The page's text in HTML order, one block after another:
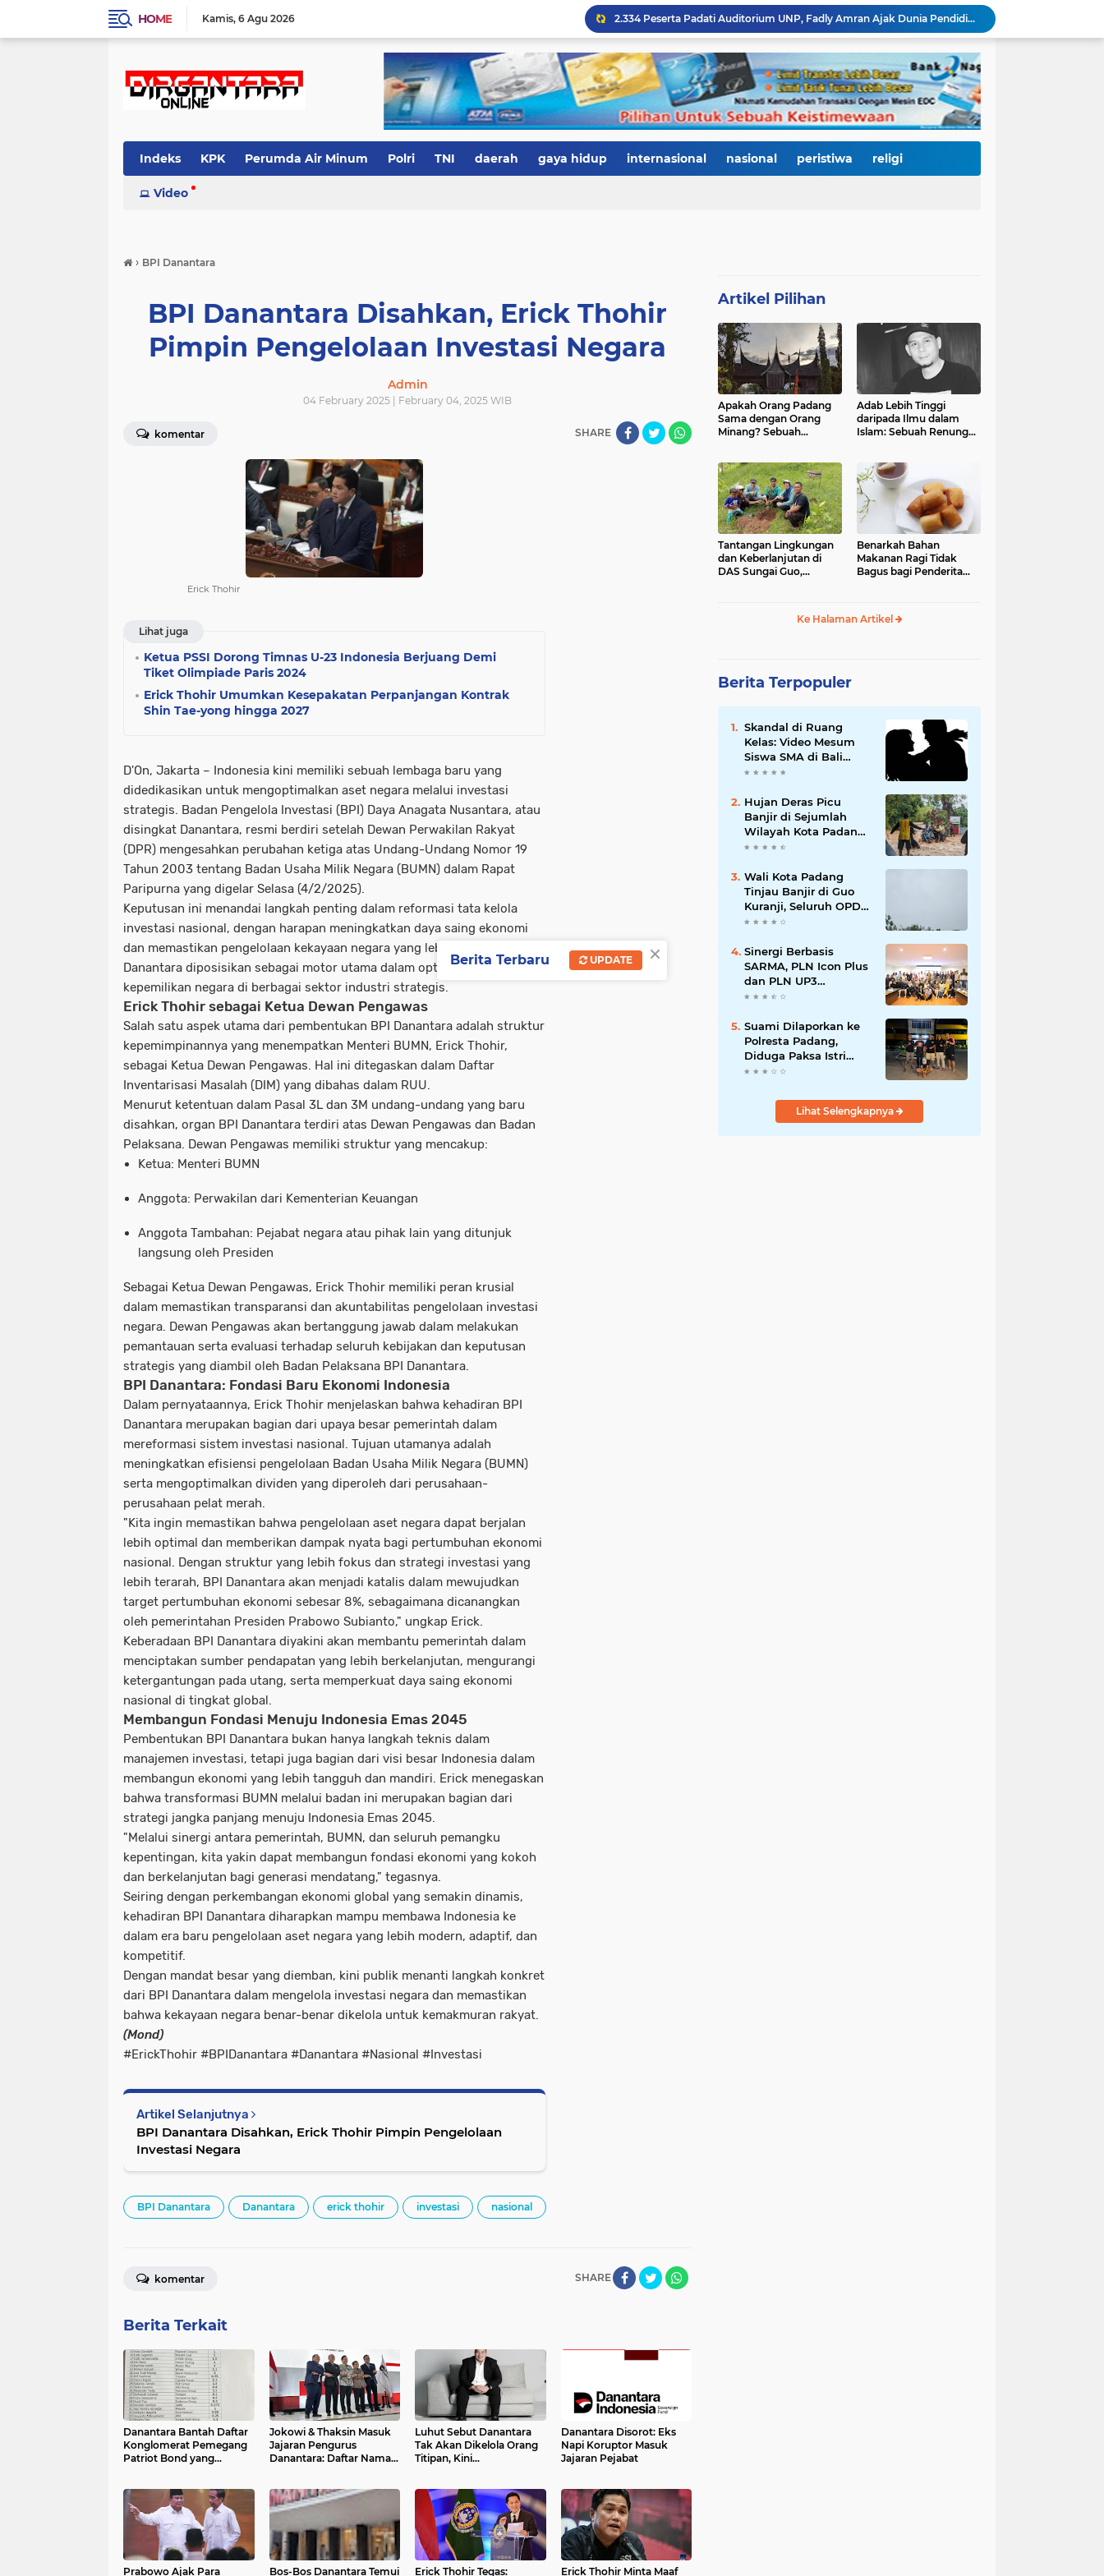
HOME Kamis 6 Agu 2026
2.334 Peserta Padati Auditorium UNP, Fadly Amran Ajak Dunia Pendidikan Bersatu Wujudkan 'Padang Juara' Berdaya Saing Global
3.000 Mahasiswa Baru UNP Ikuti Police Goes To Campus, Ditlantas Polda Sumbar Tanamkan Budaya Tertib Berlalu Lintas Sejak Hari Pertama Kuliah
Open Ship Kapal Teluk Kendari Diprediksi Diserbu Pengunjung, Trans Padang Ubah Rute Koridor 2 dan 4, Tarif Seluruh Koridor Cuma Rp1
Tak Gentar Medan Ekstrem, Tim Trisula Polres Solok Selatan Sisir Sungai Bangko, Police Line Dipasang di Lokasi Dugaan Tambang Emas Ilegal
Depan SMAN 2 Payakumbuh Jadi Lokasi Penangkapan, Satresnarkoba Amankan Terduga Penyalahguna Narkotika dengan Barang Bukti 12,58 Gram Ganja
Merah Putih Berkibar, 500 Bendera Dibagikan untuk Menyalakan Semangat Kemerdekaan di Dharmasraya
KRI Teluk Kendari-518 Bersandar di Teluk Bayur, Hadiah Istimewa HJK Padang ke-357: Warga Diajak Naik Kapal Perang Gratis
Indeks KPK Perumda Air Minum Polri TNI daerah gaya hidup internasional nasional peristiwa religi
Video
› BPI Danantara
BPI Danantara Disahkan, Erick Thohir
Pimpin Pengelolaan Investasi Negara
Admin
04 February 2025 | February 04, 2025 WIB
komentar SHARE
Erick Thohir
Lihat juga
Ketua PSSI Dorong Timnas U-23 Indonesia Berjuang Demi
Tiket Olimpiade Paris 2024
Erick Thohir Umumkan Kesepakatan Perpanjangan Kontrak
Shin Tae-yong hingga 2027
D'On, Jakarta – Indonesia kini memiliki sebuah lembaga baru yang
didedikasikan untuk mengoptimalkan aset negara melalui investasi
strategis. Badan Pengelola Investasi (BPI) Daya Anagata Nusantara, atau
disingkat Danantara, resmi berdiri setelah Dewan Perwakilan Rakyat
(DPR) mengesahkan perubahan ketiga atas Undang-Undang Nomor 19
Tahun 2003 tentang Badan Usaha Milik Negara (BUMN) dalam Rapat
Paripurna yang digelar Selasa (4/2/2025).
Keputusan ini menandai langkah penting dalam reformasi tata kelola
investasi nasional, dengan harapan meningkatkan daya saing ekonomi
dan memastikan pengelolaan kekayaan negara yang lebih efektif. BPI
Danantara diposisikan sebagai motor utama dalam optimalisasi
kepemilikan negara di berbagai sektor industri strategis.
Erick Thohir sebagai Ketua Dewan Pengawas
Salah satu aspek utama dari pembentukan BPI Danantara adalah struktur
kepemimpinannya yang menempatkan Menteri BUMN, Erick Thohir,
sebagai Ketua Dewan Pengawas. Hal ini ditegaskan dalam Daftar
Inventarisasi Masalah (DIM) yang dibahas dalam RUU.
Menurut ketentuan dalam Pasal 3L dan 3M undang-undang yang baru
disahkan, organ BPI Danantara terdiri atas Dewan Pengawas dan Badan
Pelaksana. Dewan Pengawas memiliki struktur yang mencakup:
Ketua: Menteri BUMN
Anggota: Perwakilan dari Kementerian Keuangan
Anggota Tambahan: Pejabat negara atau pihak lain yang ditunjuk
langsung oleh Presiden
Sebagai Ketua Dewan Pengawas, Erick Thohir memiliki peran krusial
dalam memastikan transparansi dan akuntabilitas pengelolaan investasi
negara. Dewan Pengawas akan bertanggung jawab dalam melakukan
pemantauan serta evaluasi terhadap seluruh kebijakan dan keputusan
strategis yang diambil oleh Badan Pelaksana BPI Danantara.
BPI Danantara: Fondasi Baru Ekonomi Indonesia
Dalam pernyataannya, Erick Thohir menjelaskan bahwa kehadiran BPI
Danantara merupakan bagian dari upaya besar pemerintah dalam
mereformasi sistem investasi nasional. Tujuan utamanya adalah
meningkatkan efisiensi pengelolaan Badan Usaha Milik Negara (BUMN)
serta mengoptimalkan dividen yang diperoleh dari perusahaan-
perusahaan pelat merah.
"Kita ingin memastikan bahwa pengelolaan aset negara dapat berjalan
lebih optimal dan memberikan dampak nyata bagi pertumbuhan ekonomi
nasional. Dengan struktur yang lebih fokus dan strategi investasi yang
lebih terarah, BPI Danantara akan menjadi katalis dalam mewujudkan
target pertumbuhan ekonomi sebesar 8%, sebagaimana dicanangkan
oleh pemerintahan Presiden Prabowo Subianto," ungkap Erick.
Keberadaan BPI Danantara diyakini akan membantu pemerintah dalam
menciptakan sumber pendapatan yang lebih berkelanjutan, mengurangi
ketergantungan pada utang, serta memperkuat daya saing ekonomi
nasional di tingkat global.
Membangun Fondasi Menuju Indonesia Emas 2045
Pembentukan BPI Danantara bukan hanya langkah teknis dalam
manajemen investasi, tetapi juga bagian dari visi besar Indonesia dalam
membangun ekonomi yang lebih tangguh dan mandiri. Erick menegaskan
bahwa transformasi BUMN melalui badan ini merupakan bagian dari
strategi jangka panjang menuju Indonesia Emas 2045.
"Melalui sinergi antara pemerintah, BUMN, dan seluruh pemangku
kepentingan, kita yakin dapat membangun fondasi ekonomi yang kokoh
dan berkelanjutan bagi generasi mendatang," tegasnya.
Seiring dengan perkembangan ekonomi global yang semakin dinamis,
kehadiran BPI Danantara diharapkan mampu membawa Indonesia ke
dalam era baru pengelolaan aset negara yang lebih modern, adaptif, dan
kompetitif.
Dengan mandat besar yang diemban, kini publik menanti langkah konkret
dari BPI Danantara dalam mengelola investasi negara dan memastikan
bahwa kekayaan negara benar-benar dikelola untuk kemakmuran rakyat.
(Mond)
#ErickThohir #BPIDanantara #Danantara #Nasional #Investasi
Artikel Selanjutnya
BPI Danantara Disahkan, Erick Thohir Pimpin Pengelolaan
Investasi Negara
BPI Danantara Danantara erick thohir investasi nasional
SHARE
komentar
Berita Terkait
Danantara Bantah Daftar
Konglomerat Pemegang
Patriot Bond yang
Jokowi & Thaksin Masuk
Jajaran Pengurus
Danantara: Daftar Nama
Luhut Sebut Danantara
Tak Akan Dikelola Orang
Titipan, Kini
Danantara Disorot: Eks
Napi Koruptor Masuk
Jajaran Pejabat
Prabowo Ajak Para Bos-Bos Danantara Temui Erick Thohir Tegas: Erick Thohir Minta Maaf
Artikel Pilihan
Apakah Orang Padang
Sama dengan Orang
Minang? Sebuah
Adab Lebih Tinggi
daripada Ilmu dalam
Islam: Sebuah Renungan
Tantangan Lingkungan
dan Keberlanjutan di
DAS Sungai Guo,
Benarkah Bahan
Makanan Ragi Tidak
Bagus bagi Penderita
Ke Halaman Artikel
Berita Terpopuler
Skandal di Ruang
Kelas: Video Mesum
Siswa SMA di Bali
Viral, Hukuman dan
Mengikuti
Hujan Deras Picu
Banjir di Sejumlah
Wilayah Kota Padang,
Warga Dievakuasi dan
Banjir Susulan
Wali Kota Padang
Tinjau Banjir di Guo
Kuranji, Seluruh OPD
Disiagakan dan
Dipercepat
Sinergi Berbasis
SARMA, PLN Icon Plus
dan PLN UP3
Tanjungpinang
Strategis
Suami Dilaporkan ke
Polresta Padang,
Diduga Paksa Istri
Layani Pria Lain
Lihat Selengkapnya
×
Berita Terbaru UPDATE